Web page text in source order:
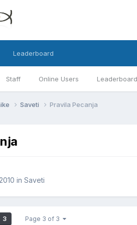
Staff Online Users Leaderboard
Leaderboard
Saveti Pravila Pecanja
in Saveti
3 Page 3 of 3